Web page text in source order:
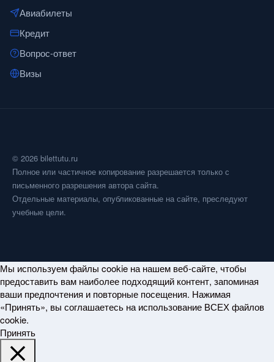
Авиабилеты
Кредит
Вопрос-ответ
Визы
© 2026 bilettutu.ru
Полное или частичное копирование разрешается только с
письменного разрешения автора сайта.
Отдельные материалы, опубликованные на сайте, преследуют
учебные цели.
Мы используем файлы cookie на нашем веб-сайте, чтобы
предоставить вам наиболее подходящий контент, запоминая
ваши предпочтения и повторные посещения. Нажимая
«Принять», вы соглашаетесь на использование ВСЕХ файлов
cookie.
Принять